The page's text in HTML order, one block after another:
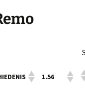
1.56